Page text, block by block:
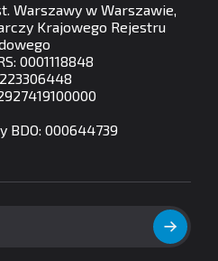
Warszawy w Warszawie,
Krajowego Rejestru
0001118848
BDO: 000644739